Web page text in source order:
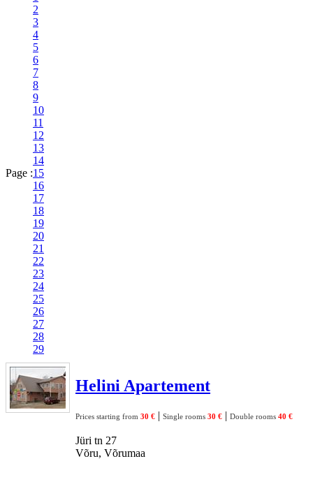
Page :
2
3
4
5
6
7
8
9
10
11
12
13
14
15
16
17
18
19
20
21
22
23
24
25
26
27
28
29
Helini Apartement
Prices starting from 30 € | Single rooms 30 € | Double rooms 40 €
Jüri tn 27
Võru, Võrumaa